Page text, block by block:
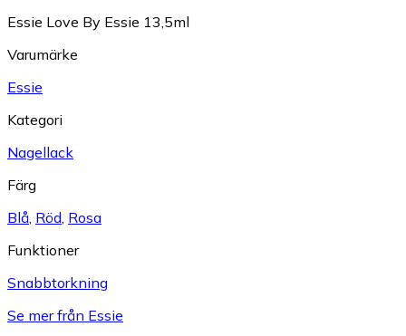
Essie Love By Essie 13,5ml
Varumärke
Essie
Kategori
Nagellack
Färg
Blå, Röd, Rosa
Funktioner
Snabbtorkning
Se mer från Essie